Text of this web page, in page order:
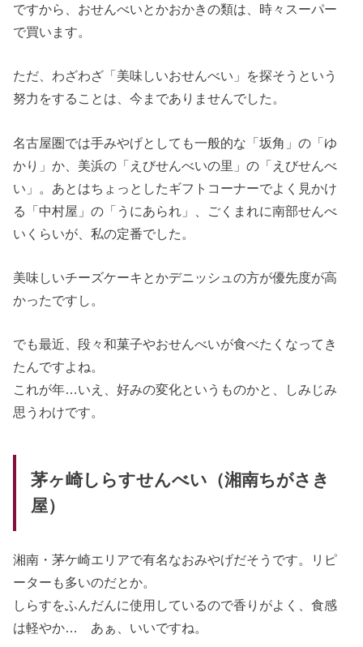
ですから、おせんべいとかおかきの類は、時々スーパー
で買います。
ただ、わざわざ「美味しいおせんべい」を探そうという
努力をすることは、今までありませんでした。
名古屋圏では手みやげとしても一般的な「坂角」の「ゆ
かり」か、美浜の「えびせんべいの里」の「えびせんべ
い」。あとはちょっとしたギフトコーナーでよく見かけ
る「中村屋」の「うにあられ」、ごくまれに南部せんべ
いくらいが、私の定番でした。
美味しいチーズケーキとかデニッシュの方が優先度が高
かったですし。
でも最近、段々和菓子やおせんべいが食べたくなってき
たんですよね。
これが年…いえ、好みの変化というものかと、しみじみ
思うわけです。
茅ヶ崎しらすせんべい（湘南ちがさき
屋）
湘南・茅ケ崎エリアで有名なおみやげだそうです。リピ
ーターも多いのだとか。
しらすをふんだんに使用しているので香りがよく、食感
は軽やか… あぁ、いいですね。